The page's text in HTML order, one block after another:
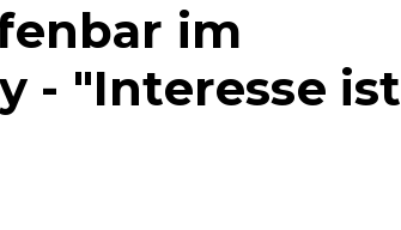
im
- "Interesse ist